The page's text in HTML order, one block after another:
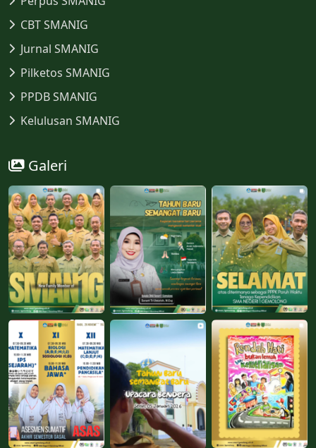
CBT SMANIG
Jurnal SMANIG
Pilketos SMANIG
PPDB SMANIG
Kelulusan SMANIG
Galeri